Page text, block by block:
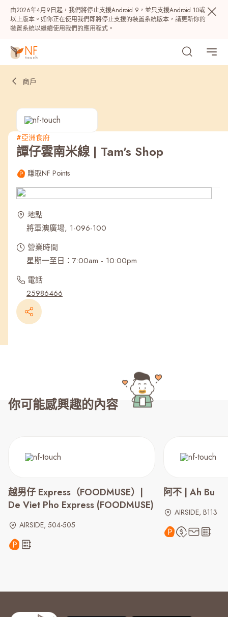
由2026年4月9日起，我們將停止支援Android 9，並只支援Android 10或
以上版本。如你正在使用我們即將停止支援的裝置系統版本，請更新你的
裝置系統以繼續使用我們的應用程式。
熱門
最近搜尋紀錄
商戶
#亞洲食府
譚仔雲南米線 | Tam's Shop
賺取NF Points
地點
將軍澳廣場, 1-096-100
營業時間
星期一至日：7:00am - 10:00pm
電話
25986466
你可能感興趣的內容
越男仔 Express（FOODMUSE）|
De Viet Pho Express (FOODMUSE)
AIRSIDE, 504-505
阿不 | Ah Bu
AIRSIDE, B113